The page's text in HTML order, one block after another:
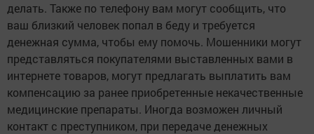
делать. Также по телефону вам могут сообщить, что
ваш близкий человек попал в беду и требуется
денежная сумма, чтобы ему помочь. Мошенники могут
представляться покупателями выставленных вами в
интернете товаров, могут предлагать выплатить вам
компенсацию за ранее приобретенные некачественные
медицинские препараты. Иногда возможен личный
контакт с преступником, при передаче денежных